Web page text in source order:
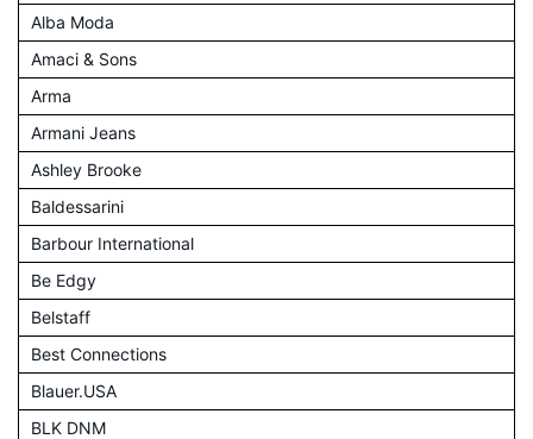
Alba Moda
Amaci & Sons
Arma
Armani Jeans
Ashley Brooke
Baldessarini
Barbour International
Be Edgy
Belstaff
Best Connections
Blauer.USA
BLK DNM